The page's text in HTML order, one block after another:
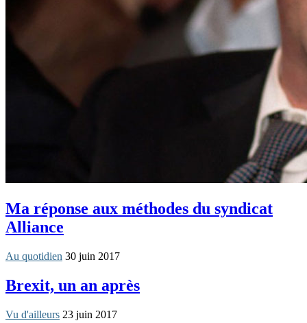
Ma réponse aux méthodes du syndicat
Alliance
Au quotidien 30 juin 2017
Brexit, un an après
Vu d'ailleurs 23 juin 2017